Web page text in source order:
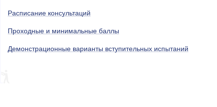
Расписание консультаций
Проходные и минимальные баллы
Демонстрационные варианты вступительных испытаний